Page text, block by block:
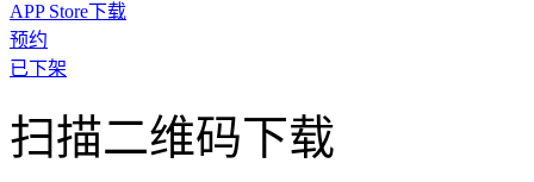
APP Store下载
预约
已下架
扫描二维码下载